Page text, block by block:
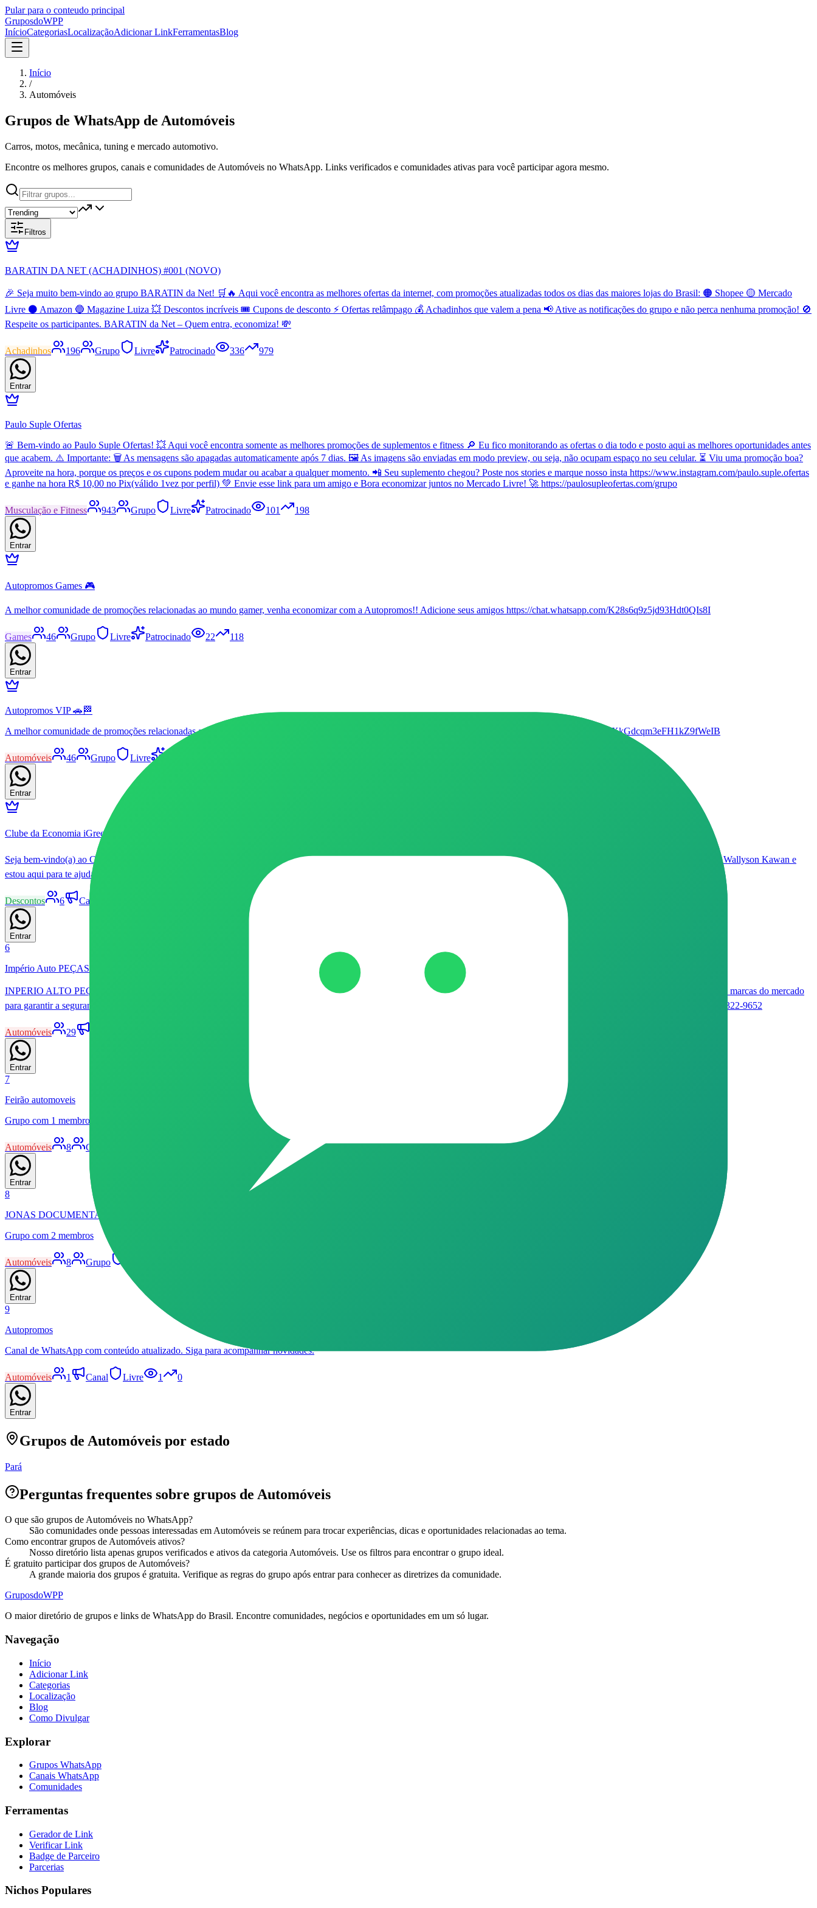
Pular para o conteudo principal
GruposdoWPP
InícioCategoriasLocalizaçãoAdicionar LinkFerramentasBlog
Início
/
Automóveis
Grupos de WhatsApp de Automóveis
Carros, motos, mecânica, tuning e mercado automotivo.
Encontre os melhores grupos, canais e comunidades de Automóveis no WhatsApp. Links verificados e comunidades ativas para você participar agora mesmo.
Filtros
BARATIN DA NET (ACHADINHOS) #001 (NOVO)
🎉 Seja muito bem-vindo ao grupo BARATIN da Net! 🛒🔥 Aqui você encontra as melhores ofertas da internet, com promoções atualizadas todos os dias das maiores lojas do Brasil: 🟠 Shopee 🟡 Mercado
Livre ⚫ Amazon 🔵 Magazine Luiza 💥 Descontos incríveis 🎟️ Cupons de desconto ⚡ Ofertas relâmpago 💰 Achadinhos que valem a pena 📢 Ative as notificações do grupo e não perca nenhuma promoção! 🚫
Respeite os participantes. BARATIN da Net – Quem entra, economiza! 💸
Achadinhos 196 Grupo Livre Patrocinado 336 979
Entrar
Paulo Suple Ofertas
🚨 Bem-vindo ao Paulo Suple Ofertas! 💥 Aqui você encontra somente as melhores promoções de suplementos e fitness 🔎 Eu fico monitorando as ofertas o dia todo e posto aqui as melhores oportunidades antes
que acabem. ⚠️ Importante: 🗑️ As mensagens são apagadas automaticamente após 7 dias. 🖼️ As imagens são enviadas em modo preview, ou seja, não ocupam espaço no seu celular. ⏳ Viu uma promoção boa?
Aproveite na hora, porque os preços e os cupons podem mudar ou acabar a qualquer momento. 📲 Seu suplemento chegou? Poste nos stories e marque nosso insta https://www.instagram.com/paulo.suple.ofertas
e ganhe na hora R$ 10,00 no Pix(válido 1vez por perfil) 💚 Envie esse link para um amigo e Bora economizar juntos no Mercado Livre! 🚀 https://paulosupleofertas.com/grupo
Musculação e Fitness 943 Grupo Livre Patrocinado 101 198
Entrar
Autopromos Games 🎮
A melhor comunidade de promoções relacionadas ao mundo gamer, venha economizar com a Autopromos!! Adicione seus amigos https://chat.whatsapp.com/K28s6q9z5jd93Hdt0QIs8I
Games 46 Grupo Livre Patrocinado 22 118
Entrar
Autopromos VIP 🚗🏁
A melhor comunidade de promoções relacionadas ao mundo automotivo, venha economizar com a gente!! Adicione seus amigos https://chat.whatsapp.com/GrXkGdcqm3eFH1kZ9fWeIB
Automóveis 46 Grupo Livre
Entrar
Clube da Economia iGreen ⚡
Seja bem-vindo(a) ao Clube da Economia iGreen! ⚡ Aqui você terá acesso em primeira mão a dicas de como reduzir sua conta de luz em até 15% sem gastar um centavo com obras. Sou o Wallyson Kawan e
estou aqui para te ajudar a transformar sua forma de consumir energia. Fique atento aos alertas de vagas para as usinas da sua região!
Descontos 6 Canal
Entrar
6
Império Auto PEÇAS 👨‍🔧🚙
INPERIO ALTO PEÇAS 🚘🛣 Cansado de procurar e não achar? Aqui na INPERIO AUTO PEÇAS, temos a solução rápida para o seu problema mecânico. Trabalhamos com as melhores marcas do mercado
para garantir a segurança da sua viagem e a durabilidade do seu motor. ​📍 Endereço: Rua Réia, 291 - Parque do Carmo, Duque de Caxias. 📲 Dúvidas e Orçamentos via WhatsApp: (21) 97322-9652
Automóveis 29
Entrar
7
Feirão automoveis
Grupo com 1 membros
Automóveis 8 Grupo
Entrar
8
JONAS DOCUMENTALISTA
Grupo com 2 membros
Automóveis 8 Grupo
Entrar
9
Autopromos
Canal de WhatsApp com conteúdo atualizado. Siga para acompanhar novidades.
Automóveis 1 Canal Livre 1 0
Entrar
Grupos de Automóveis por estado
Pará
Perguntas frequentes sobre grupos de Automóveis
O que são grupos de Automóveis no WhatsApp?
São comunidades onde pessoas interessadas em Automóveis se reúnem para trocar experiências, dicas e oportunidades relacionadas ao tema.
Como encontrar grupos de Automóveis ativos?
Nosso diretório lista apenas grupos verificados e ativos da categoria Automóveis. Use os filtros para encontrar o grupo ideal.
É gratuito participar dos grupos de Automóveis?
A grande maioria dos grupos é gratuita. Verifique as regras do grupo após entrar para conhecer as diretrizes da comunidade.
GruposdoWPP
O maior diretório de grupos e links de WhatsApp do Brasil. Encontre comunidades, negócios e oportunidades em um só lugar.
Navegação
Início
Adicionar Link
Categorias
Localização
Blog
Como Divulgar
Explorar
Grupos WhatsApp
Canais WhatsApp
Comunidades
Ferramentas
Gerador de Link
Verificar Link
Badge de Parceiro
Parcerias
Nichos Populares